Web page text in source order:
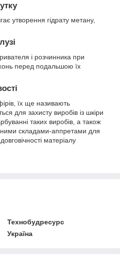
утворення гідрату метану,
і розчинника при
перед подальшою їх
їх ще називають
для захисту виробів із шкіри
таких виробів, а також
складами-аппретами для
матеріалу
Технобудресурс
Україна